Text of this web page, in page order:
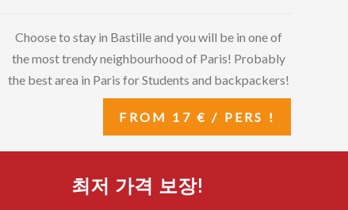
Choose to stay in Bastille and you will be in one of
the most trendy neighbourhood of Paris! Probably
the best area in Paris for Students and backpackers!
FROM 17 € / PERS !
최저 가격 보장!